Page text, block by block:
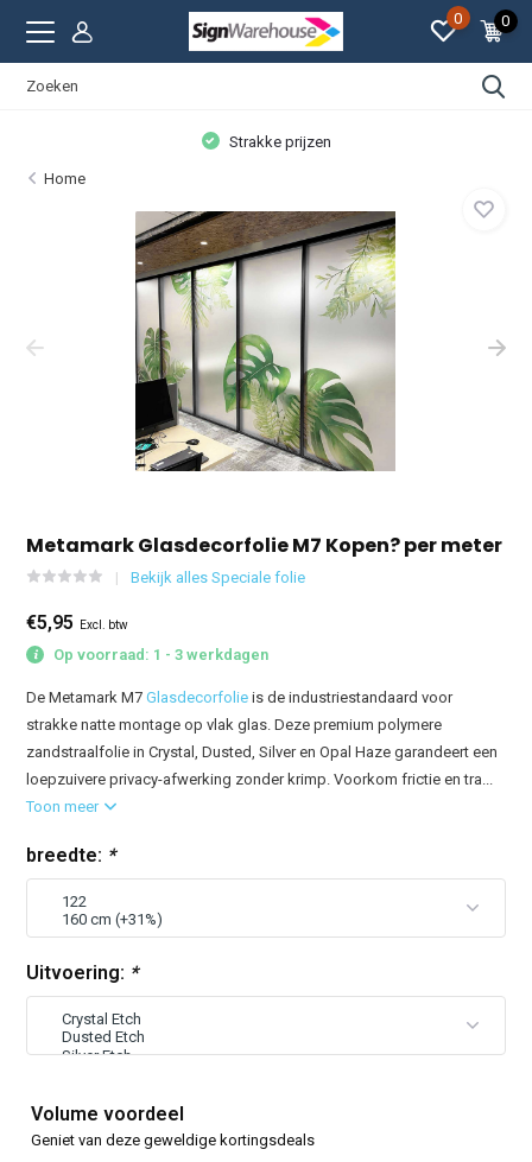
0 0
Persoonlijke aandacht
Home
Metamark Glasdecorfolie M7 Kopen? per meter
Bekijk alles Speciale folie
€5,95 Excl. btw
Op voorraad: 1 - 3 werkdagen
De Metamark M7Glasdecorfolie is de industriestandaard voor
strakke natte montage op vlak glas. Deze premium polymere
zandstraalfolie in Crystal, Dusted, Silver en Opal Haze garandeert een
loepzuivere privacy-afwerking zonder krimp. Voorkom frictie en tra...
Toon meer
breedte: *
Uitvoering: *
Volume voordeel
Geniet van deze geweldige kortingsdeals